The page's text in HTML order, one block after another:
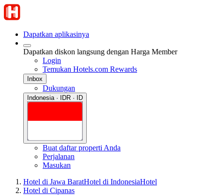
Dapatkan aplikasinya
Dapatkan diskon langsung dengan Harga Member
Login
Temukan Hotels.com Rewards
Inbox
Dukungan
Indonesia · IDR · ID
Buat daftar properti Anda
Perjalanan
Masukan
Hotel di Jawa BaratHotel di IndonesiaHotel
Hotel di Cipanas